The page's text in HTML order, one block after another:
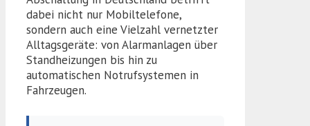
dabei nicht nur Mobiltelefone,
sondern auch eine Vielzahl vernetzter
Alltagsgeräte: von Alarmanlagen über
Standheizungen bis hin zu
automatischen Notrufsystemen in
Fahrzeugen.